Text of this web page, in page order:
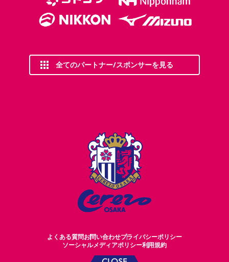
全てのパートナー/スポンサーを見る
よくある質問お問い合わせプライバシーポリシー
ソーシャルメディアポリシー利用規約